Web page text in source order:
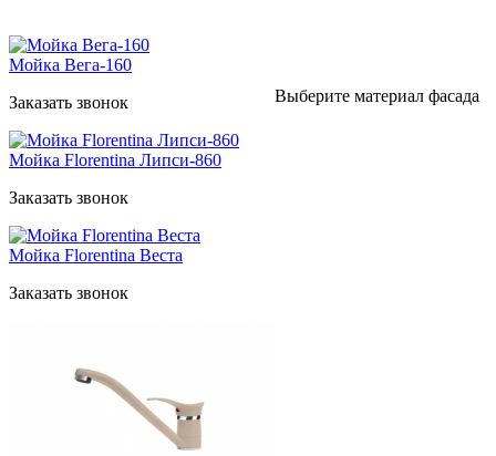
Мойка Вега-160
Заказать звонок
Мойка Florentina Липси-860
Заказать звонок
Мойка Florentina Веста
Заказать звонок
Выберите материал фасада